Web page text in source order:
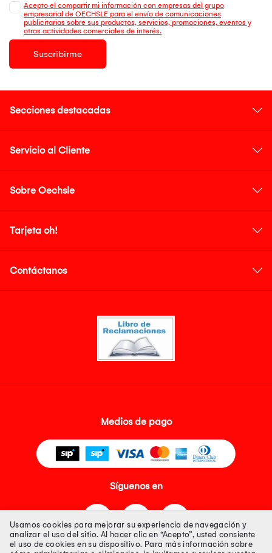
Acepto el compartir mi información con empresas del grupo
empresarial de OECHSLE para el envío de comunicaciones
publicitarias sobre sus productos, servicios, promociones, eventos y
otras actividades comerciales de interés.
Suscribirme
Secciones destacadas
Servicio al Cliente
Sobre Oechsle
Tarjeta oh!
Contáctanos
Medios de pago
Síguenos en
Usamos cookies para mejorar su experiencia de navegación y
analizar el uso del sitio. Al hacer clic en “Acepto”, usted consiente
el uso de cookies en su dispositivo. Para más información sobre